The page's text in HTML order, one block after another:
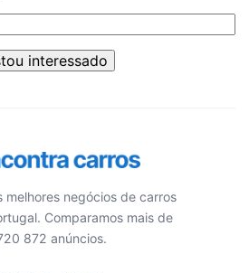
interessado
melhores negócios de carros
Comparamos mais de
872 anúncios.